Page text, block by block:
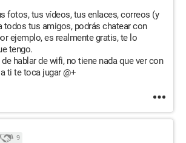
fotos, tus vídeos, tus enlaces, correos (y
todos tus amigos, podrás chatear con
ejemplo, es realmente gratis, te lo
tengo.
hablar de wifi, no tiene nada que ver con
ti te toca jugar @+
9